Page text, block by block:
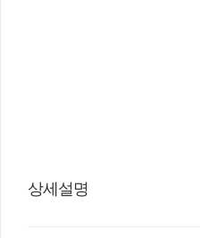
상세설명